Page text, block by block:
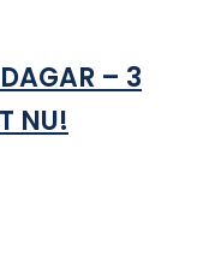
– 3
NU!